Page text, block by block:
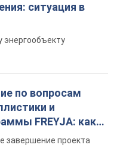
ситуация в
энергообъекту
по вопросам
и
FREYJA: какие
завершение проекта